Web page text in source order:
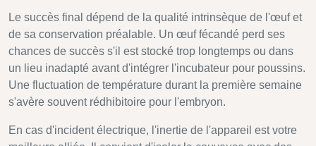
Le succès final dépend de la qualité intrinsèque de l'œuf et
de sa conservation préalable. Un œuf fécandé perd ses
chances de succès s'il est stocké trop longtemps ou dans
un lieu inadapté avant d'intégrer l'incubateur pour poussins.
Une fluctuation de température durant la première semaine
s'avère souvent rédhibitoire pour l'embryon.
En cas d'incident électrique, l'inertie de l'appareil est votre